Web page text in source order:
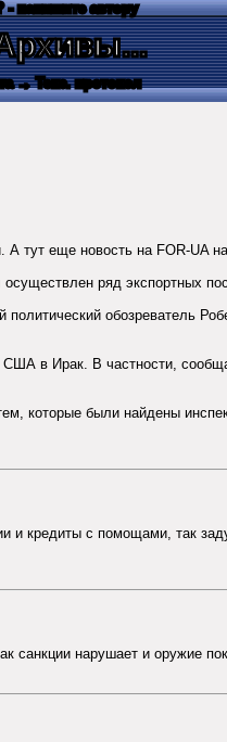
- напишите автору
→ Текс. протокол
А тут еще новость на FOR-UA
ряд экспортных
обозреватель
в Ирак. В частности,
которые были найдены
и кредиты с помощами, так
санкции нарушает и оружие